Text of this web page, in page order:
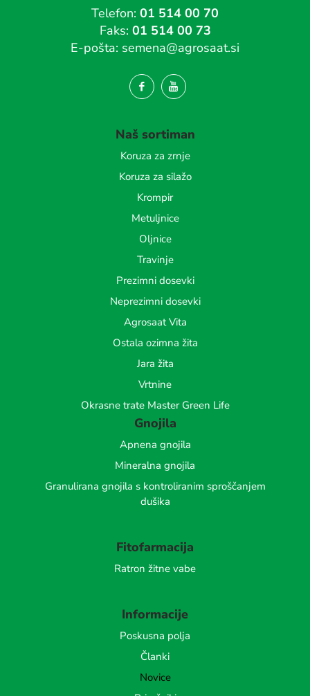
Telefon: 01 514 00 70
Faks: 01 514 00 73
E-pošta: semena@agrosaat.si
Naš sortiman
Koruza za zrnje
Koruza za silažo
Krompir
Metuljnice
Oljnice
Travinje
Prezimni dosevki
Neprezimni dosevki
Agrosaat Vita
Ostala ozimna žita
Jara žita
Vrtnine
Okrasne trate Master Green Life
Gnojila
Apnena gnojila
Mineralna gnojila
Granulirana gnojila s kontroliranim sproščanjem
dušika
Fitofarmacija
Ratron žitne vabe
Informacije
Poskusna polja
Članki
Novice